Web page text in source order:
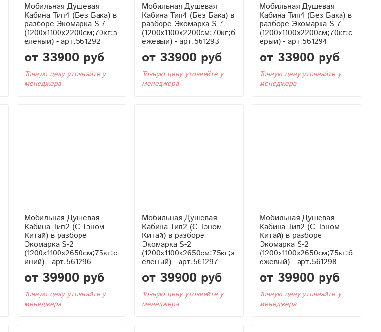
Мобильная Душевая
Кабина Тип4 (Без Бака) в
разборе Экомарка S-7
(1200x1100x2200см;70кг;з
еленый) - арт.561292
от 33900 руб
Точную цену уточняйте у
менеджера
Мобильная Душевая
Кабина Тип4 (Без Бака) в
разборе Экомарка S-7
(1200x1100x2200см;70кг;б
ежевый) - арт.561293
от 33900 руб
Точную цену уточняйте у
менеджера
Мобильная Душевая
Кабина Тип4 (Без Бака) в
разборе Экомарка S-7
(1200x1100x2200см;70кг;с
ерый) - арт.561294
от 33900 руб
Точную цену уточняйте у
менеджера
Мобильная Душевая
Кабина Тип2 (С Тэном
Китай) в разборе
Экомарка S-2
(1200x1100x2650см;75кг;с
иний) - арт.561296
от 39900 руб
Точную цену уточняйте у
менеджера
Мобильная Душевая
Кабина Тип2 (С Тэном
Китай) в разборе
Экомарка S-2
(1200x1100x2650см;75кг;з
еленый) - арт.561297
от 39900 руб
Точную цену уточняйте у
менеджера
Мобильная Душевая
Кабина Тип2 (С Тэном
Китай) в разборе
Экомарка S-2
(1200x1100x2650см;75кг;б
ежевый) - арт.561298
от 39900 руб
Точную цену уточняйте у
менеджера